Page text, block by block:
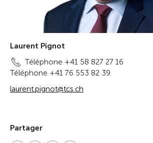
Laurent Pignot
Téléphone +41 58 827 27 16
Téléphone +41 76 553 82 39
laurent.pignot@tcs.ch
Partager